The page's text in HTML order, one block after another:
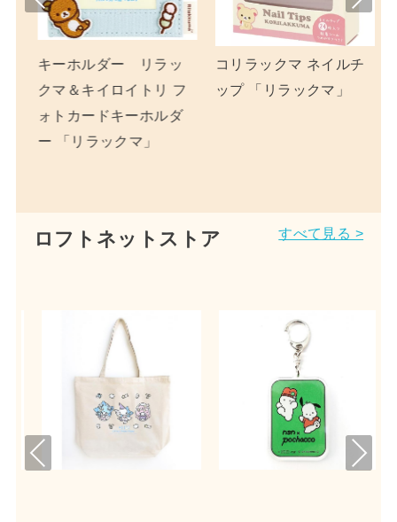
キーホルダー リラッ
クマ＆キイロイトリ フ
ォトカードキーホルダ
ー 「リラックマ」
コリラックマ ネイルチ
ップ 「リラックマ」
viou
s
ロフトネットストア すべて見る >
Pre
Nex